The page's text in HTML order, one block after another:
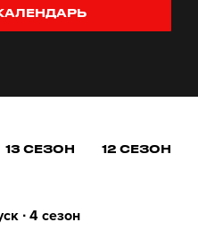
13 СЕЗОН 12 СЕЗОН
∙ 4 сезон